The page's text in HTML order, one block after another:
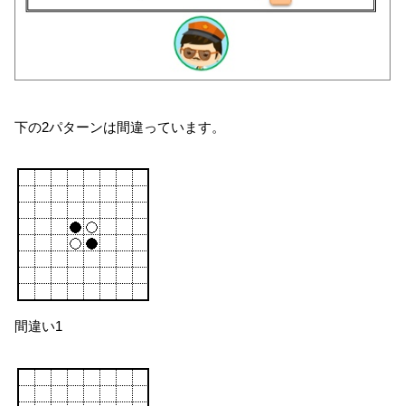
下の2パターンは間違っています。
間違い1